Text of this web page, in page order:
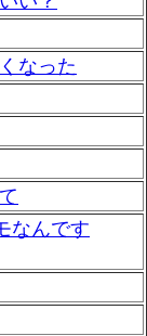
なった
なんです